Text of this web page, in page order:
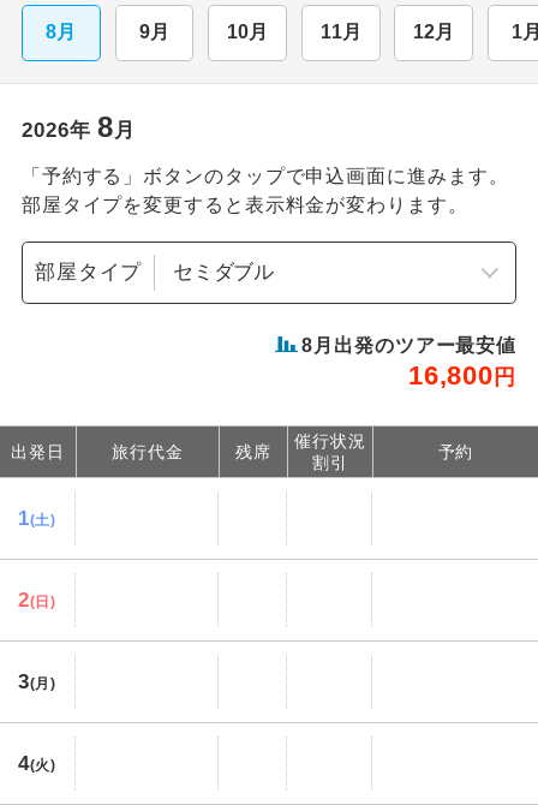
8月 9月 10月 11月 12月 1
2026年 8月
「予約する」ボタンのタップで申込画面に進みます。
部屋タイプを変更すると表示料金が変わります。
部屋タイプ
8 月出発のツアー最安値
16,800 円
出発日 旅行代金 残席
催行状況
割引
予約
1(土)
2(日)
3(月)
4(火)